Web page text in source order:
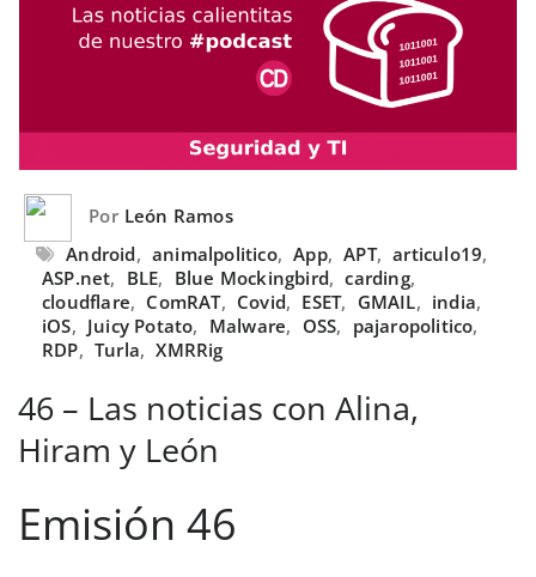
Por León Ramos
Android, animalpolitico, App, APT, articulo19,
ASP.net, BLE, Blue Mockingbird, carding,
cloudflare, ComRAT, Covid, ESET, GMAIL, india,
iOS, Juicy Potato, Malware, OSS, pajaropolitico,
RDP, Turla, XMRRig
46 – Las noticias con Alina,
Hiram y León
Emisión 46